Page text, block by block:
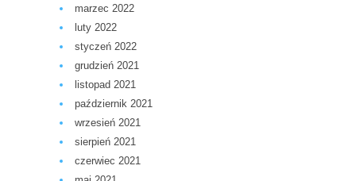
marzec 2022
luty 2022
styczeń 2022
grudzień 2021
listopad 2021
październik 2021
wrzesień 2021
sierpień 2021
czerwiec 2021